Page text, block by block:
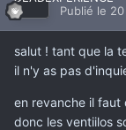
Publié le
salut ! tant que la
il n'y as pas
en revanche il faut
donc les ventiilos